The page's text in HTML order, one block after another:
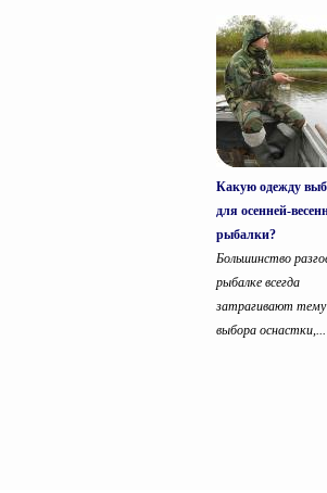
Какую одежду
для осенней-
рыбалки?
Большинство
рыбалке всегда
затрагивают тему
выбора оснастки,...